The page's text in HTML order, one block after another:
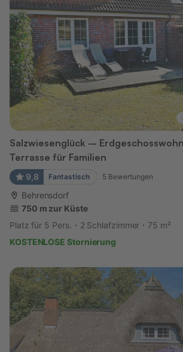
Salzwiesenglück –
Terrasse für Familien
9,8 Fantastisch 5 Bewertungen
Behrensdorf
750 m zur Küste
Platz für 5 Pers.
2 Schlafzimmer
75 m²
KOSTENLOSE Stornierung